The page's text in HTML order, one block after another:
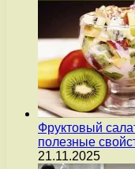
Фруктовый
полезные
21.11.2025